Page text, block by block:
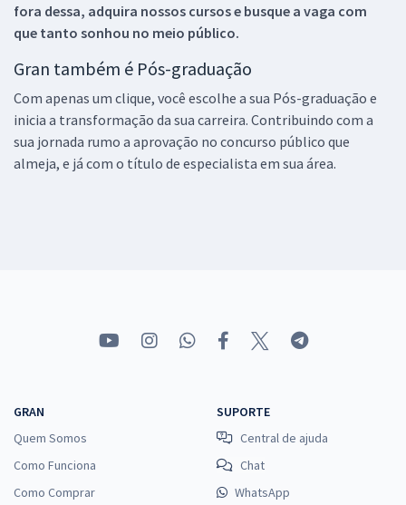
fora dessa, adquira nossos cursos e busque a vaga com
que tanto sonhou no meio público.
Gran também é Pós-graduação
Com apenas um clique, você escolhe a sua Pós-graduação e
inicia a transformação da sua carreira. Contribuindo com a
sua jornada rumo a aprovação no concurso público que
almeja, e já com o título de especialista em sua área.
GRAN
Quem Somos
Como Funciona
Como Comprar
SUPORTE
Central de ajuda
Chat
WhatsApp